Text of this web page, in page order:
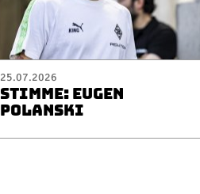
25.07.2026
STIMME: EUGEN
POLANSKI